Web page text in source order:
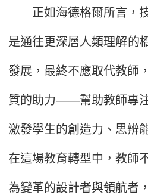
正如海德格爾所言，技
是通往更深層人類理解的
發展，最終不應取代教師
質的助力——幫助教師專
激發學生的創造力、思辨
在這場教育轉型中，教師
為變革的設計者與領航者